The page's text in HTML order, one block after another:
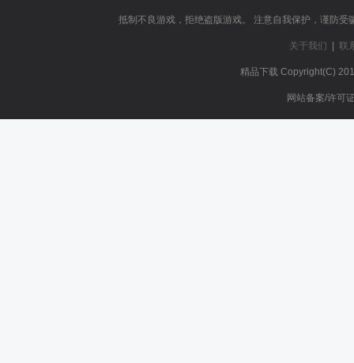
抵制不良游戏，拒绝盗版游戏。 注意自我保护，谨防
关于我们 联
精品下载 Copyright(C)
网站备案/许可